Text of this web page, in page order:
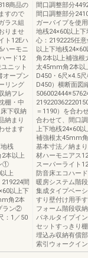
商品の
すので
ラス組
りませ
ト12Eハ
ハーモニ
ード12
ニット
オープン
リング
納フレ
棚・中
下収納
納まり
せます
桟
本以上
①
上
間
以上下
角2本
ラン②
：1／50
間口調整部分
間口調整部分
ガーパイプを使
地桟24×60以上
心：2192225任
以上下地桟
角2本以上補強根
太45mm角2本以
D450・6尺×4.5
D450）横断面図
＝1190）を合わ
合わせて、間口
上下地桟24×60
補強根太45mm
基本寸法／納ま
材ハーモニアス
スーパーライト
防音床エコハー
暖房システム階
集成タイプベー
すり壁付け用手
フォーム階段収
パネルタイプイ
セットすっきり
埋込み収納有償
索引ウォークイ